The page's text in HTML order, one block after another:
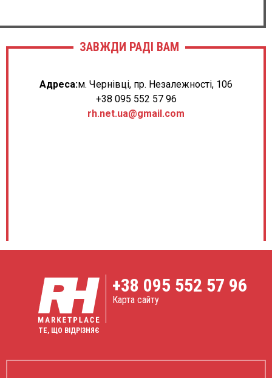
ЗАВЖДИ РАДІ ВАМ
Адреса:м. Чернівці, пр. Незалежності, 106
+38 095 552 57 96
rh.net.ua@gmail.com
ТЕ, ЩО ВІДРІЗНЯЄ
+38 095 552 57 96
Карта сайту